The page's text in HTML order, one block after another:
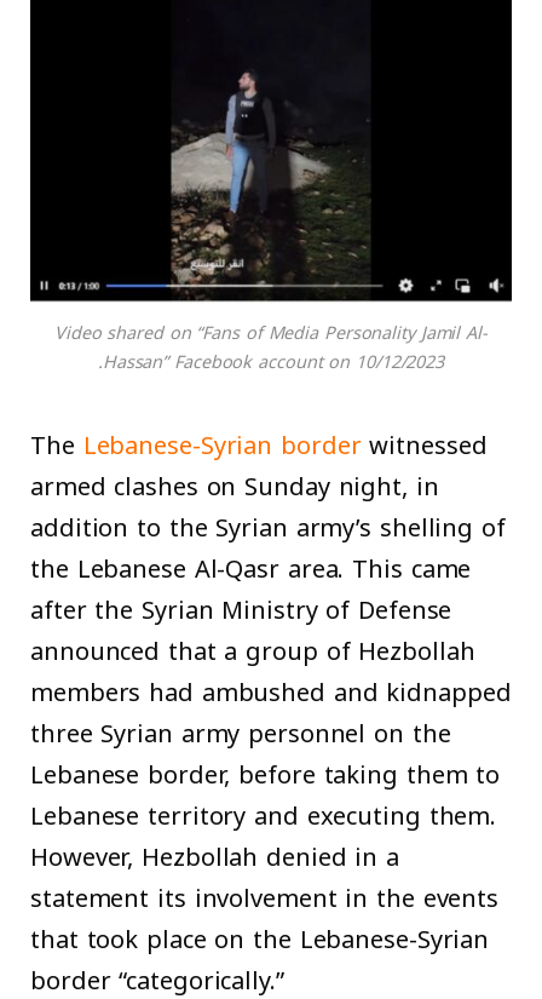
Video shared on “Fans of Media Personality Jamil Al-
Hassan” Facebook account on 10/12/2023.
The Lebanese-Syrian borderwitnessed
armed clashes on Sunday night, in
addition to the Syrian army’s shelling of
the Lebanese Al-Qasr area. This came
after the Syrian Ministry of Defense
announced that a group of Hezbollah
members had ambushed and kidnapped
three Syrian army personnel on the
Lebanese border, before taking them to
Lebanese territory and executing them.
However, Hezbollah denied in a
statement its involvement in the events
that took place on the Lebanese-Syrian
border “categorically.”